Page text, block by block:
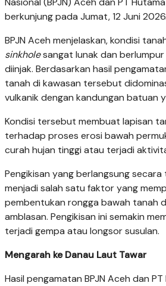
berkunjung pada Jumat, 12 Juni 2026.
BPJN Aceh menjelaskan, kondisi
sinkholesangat lunak dan
diinjak. Berdasarkan hasil
tanah di kawasan tersebut
vulkanik dengan kandungan batuan
Kondisi tersebut membuat lapisan
terhadap proses erosi bawah
curah hujan tinggi atau terjadi
Pengikisan yang berlangsung
menjadi salah satu faktor yang
pembentukan rongga bawah tanah
amblasan. Pengikisan ini semakin
terjadi gempa atau longsor susulan.
Mengarah ke Danau Laut Tawar
Hasil pengamatan BPJN Aceh dan